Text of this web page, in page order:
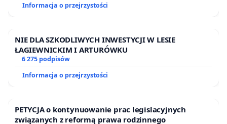
Informacja o przejrzystości
NIE DLA SZKODLIWYCH INWESTYCJI W LESIE
ŁAGIEWNICKIM I ARTURÓWKU
6 275 podpisów
Informacja o przejrzystości
PETYCJA o kontynuowanie prac legislacyjnych
związanych z reformą prawa rodzinnego